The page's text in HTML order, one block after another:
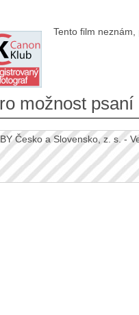
Tento film
možnost
Česko a Slovensko, z. s. -